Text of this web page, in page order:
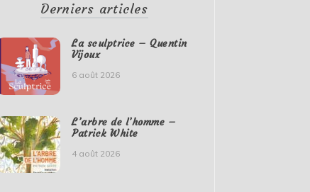
Derniers articles
La sculptrice – Quentin
Vijoux
6 août 2026
L’arbre de l’homme –
Patrick White
4 août 2026